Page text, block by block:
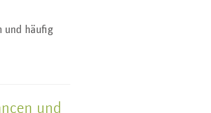
und häufig
und